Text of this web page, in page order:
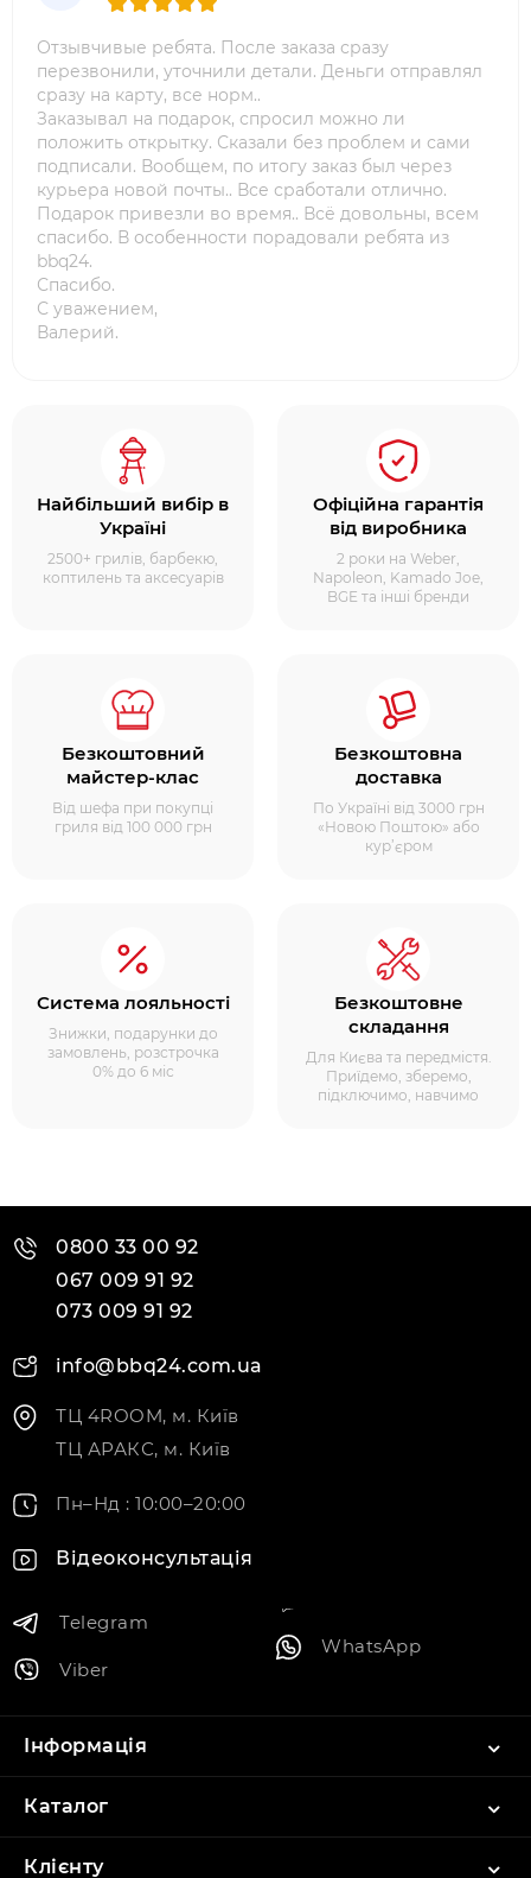
Отзывчивые ребята. После заказа сразу
перезвонили, уточнили детали. Деньги отправлял
сразу на карту, все норм..
Заказывал на подарок, спросил можно ли
положить открытку. Сказали без проблем и сами
подписали. Вообщем, по итогу заказ был через
курьера новой почты.. Все сработали отлично.
Подарок привезли во время.. Всё довольны, всем
спасибо. В особенности порадовали ребята из
bbq24.
Спасибо.
С уважением,
Валерий.
Найбільший вибір в
Україні
2500+ грилів, барбекю,
коптилень та аксесуарів
Офіційна гарантія
від виробника
2 роки на Weber,
Napoleon, Kamado Joe,
BGE та інші бренди
Безкоштовний
майстер-клас
Від шефа при покупці
гриля від 100 000 грн
Безкоштовна
доставка
По Україні від 3000 грн
«Новою Поштою» або
кур’єром
Система лояльності
Знижки, подарунки до
замовлень, розстрочка
0% до 6 міс
Безкоштовне
складання
Для Києва та передмістя.
Приїдемо, зберемо,
підключимо, навчимо
0800 33 00 92
067 009 91 92
073 009 91 92
info@bbq24.com.ua
ТЦ 4ROOM, м. Київ
ТЦ АРАКС, м. Київ
Пн–Нд : 10:00–20:00
Відеоконсультація
Telegram
Viber
WhatsApp
Інформація
Каталог
Клієнту